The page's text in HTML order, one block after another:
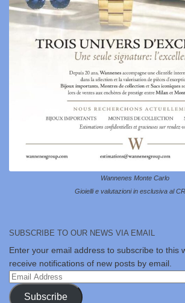
Wannenes Monte Carlo
Gioielli e valutazioni in esclusiva al
SUBSCRIBE TO OUR NEWS VIA EMAIL
Enter your email address to subscribe to this
receive notifications of new posts by email.
Email
Address
Subscribe